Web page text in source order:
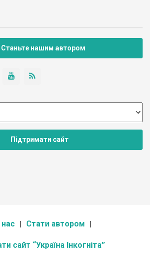
Станьте нашим автором
Підтримати сайт
Стати автором
сайт “Україна Інкогніта”